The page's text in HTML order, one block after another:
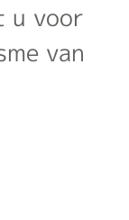
u voor
van